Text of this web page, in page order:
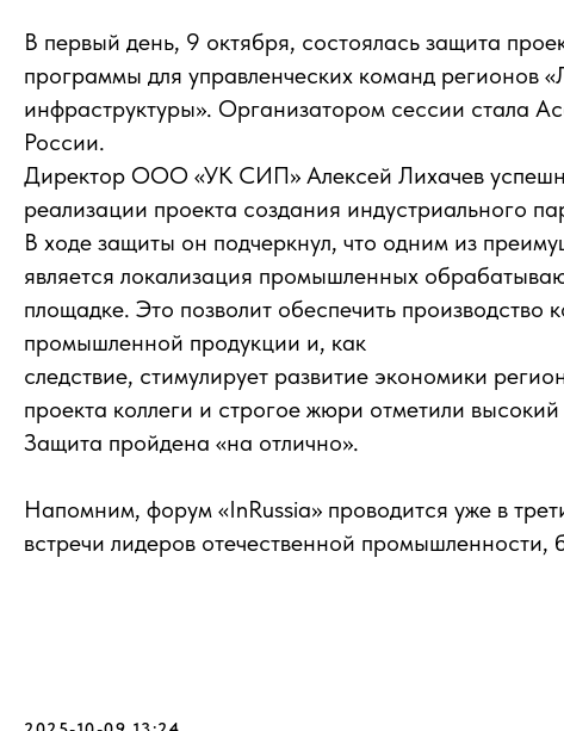
В первый день, 9 октября, состоялась защита
программы для управленческих команд регионов
инфраструктуры». Организатором сессии стала
России.
Директор ООО «УК СИП» Алексей Лихачев
реализации проекта создания индустриального
В ходе защиты он подчеркнул, что одним из
является локализация промышленных
площадке. Это позволит обеспечить производство
промышленной продукции и, как
следствие, стимулирует развитие экономики
проекта коллеги и строгое жюри отметили
Защита пройдена «на отлично».
Напомним, форум «InRussia» проводится уже в
встречи лидеров отечественной промышленности,